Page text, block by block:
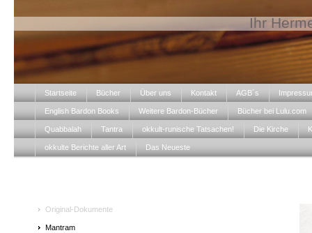
Ihr
Startseite Bücher Über uns Kontakt AGB´s
English Bardon Books Weitere Bardon-Bücher Bücher bei Lulu.com
Quabbalah Tantra okkult-runische Tatsachen! Die Kirche
okkulte Berichte aller Art Das Neueste
Original-Dokumente
Mantram